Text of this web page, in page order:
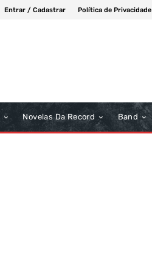
Entrar / Cadastrar Política de Privacidade
Novelas Da Record Band